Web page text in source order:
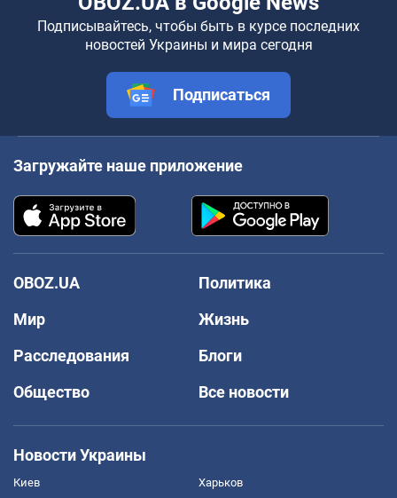
Подписывайтесь, чтобы быть в курсе последних
новостей Украины и мира сегодня
Подписаться
Загружайте наше приложение
OBOZ.UA
Политика
Мир
Жизнь
Расследования
Блоги
Общество
Все новости
Новости Украины
Киев Харьков